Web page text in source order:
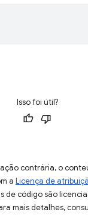
Isso foi útil?
contrária, o
a Licença de
de código são
mais detalhes,